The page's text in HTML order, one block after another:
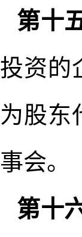
第十
投资的
为股东
事会。
第十